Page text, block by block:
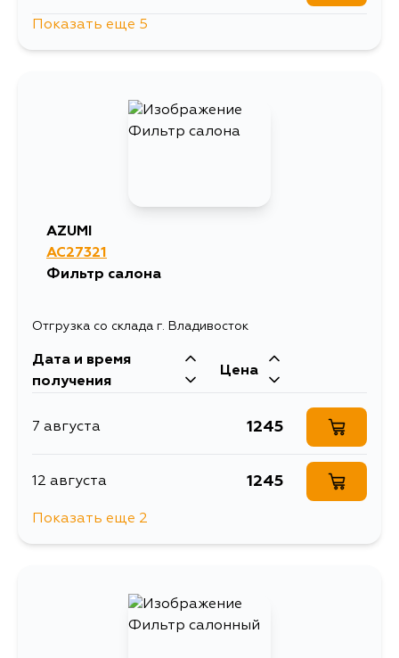
3012
3 сентября
Показать еще 5
AZUMI
AC27321
Фильтр салона
Отгрузка со склада г. Владивосток
Дата и время
получения
Цена
7 августа 1245
12 августа 1245
Показать еще 2